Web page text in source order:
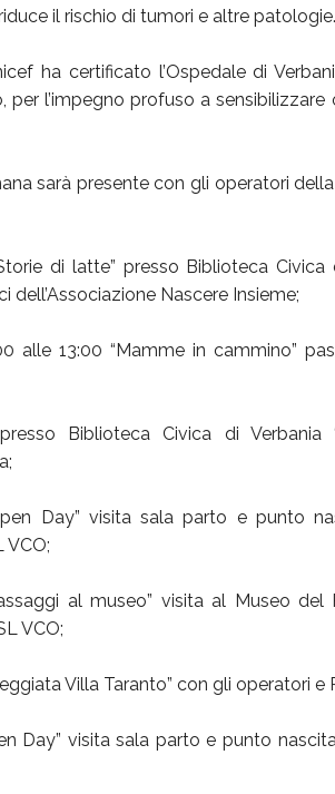
il rischio di tumori e altre patologie.
ha certificato l’Ospedale di
per l’impegno profuso a
sarà presente con gli operatori
di latte” presso Biblioteca
dell’Associazione Nascere Insieme;
alle 13:00 “Mamme in cammino”
Biblioteca Civica di Verbania
Day” visita sala parto e punto
VCO;
al museo” visita al Museo del
VCO;
Villa Taranto” con gli operatori e
Day” visita sala parto e punto